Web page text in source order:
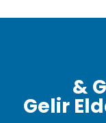
&
Gelir